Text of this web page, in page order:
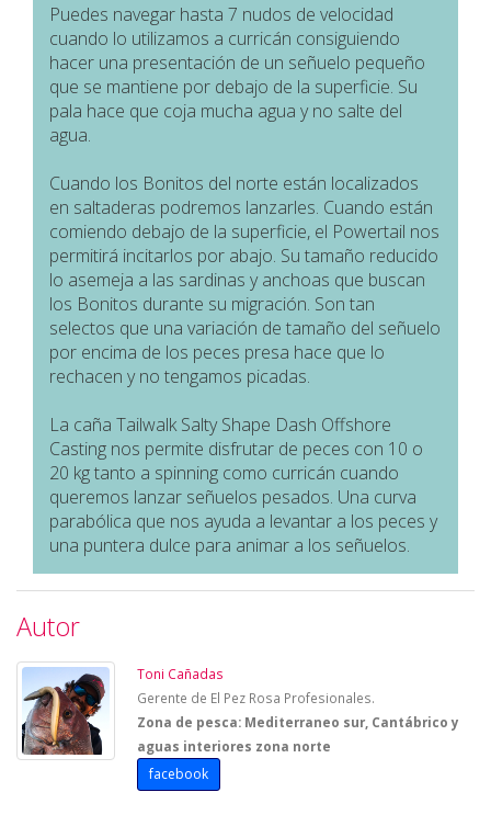
Puedes navegar hasta 7 nudos de velocidad
cuando lo utilizamos a curricán consiguiendo
hacer una presentación de un señuelo pequeño
que se mantiene por debajo de la superficie. Su
pala hace que coja mucha agua y no salte del
agua.
Cuando los Bonitos del norte están localizados
en saltaderas podremos lanzarles. Cuando están
comiendo debajo de la superficie, el Powertail nos
permitirá incitarlos por abajo. Su tamaño reducido
lo asemeja a las sardinas y anchoas que buscan
los Bonitos durante su migración. Son tan
selectos que una variación de tamaño del señuelo
por encima de los peces presa hace que lo
rechacen y no tengamos picadas.
La caña Tailwalk Salty Shape Dash Offshore
Casting nos permite disfrutar de peces con 10 o
20 kg tanto a spinning como curricán cuando
queremos lanzar señuelos pesados. Una curva
parabólica que nos ayuda a levantar a los peces y
una puntera dulce para animar a los señuelos.
Autor
Toni Cañadas
Gerente de El Pez Rosa Profesionales.
Zona de pesca: Mediterraneo sur, Cantábrico y
aguas interiores zona norte
facebook